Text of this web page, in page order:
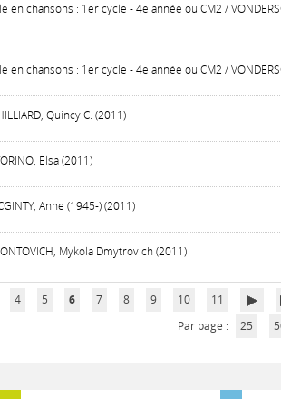
en chansons : 1er cycle - 4e année ou CM2 /
en chansons : 1er cycle - 4e année ou CM2 /
Quincy C. (2011)
Elsa (2011)
Anne (1945-) (2011)
Mykola Dmytrovich (2011)
4 5 6 7 8 9 10 11
Par page :
25